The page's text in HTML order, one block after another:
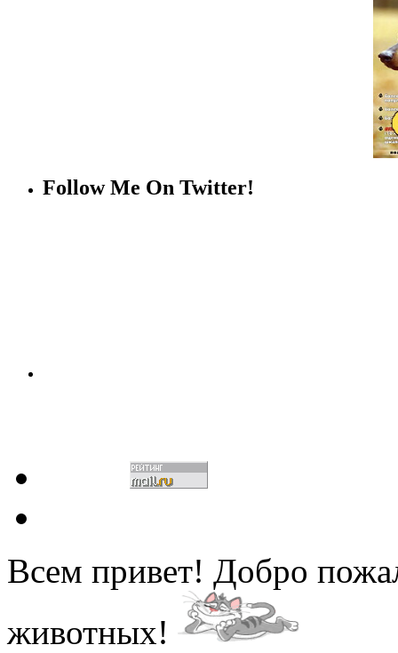
Follow Me On Twitter!
Всем привет! Добро
животных!